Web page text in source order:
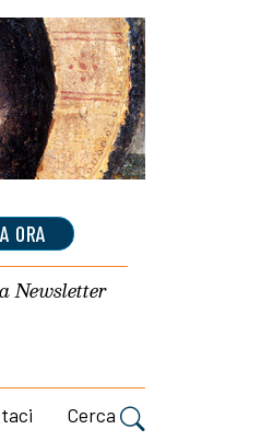
ORA
Newsletter
Cerca